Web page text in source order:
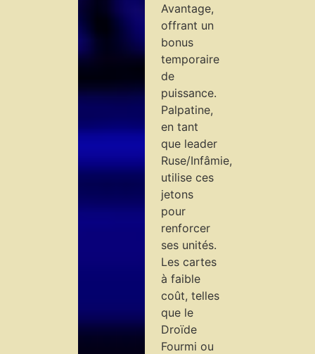
Avantage,
offrant un
bonus
temporaire
de
puissance.
Palpatine,
en tant
que leader
Ruse/Infâmie,
utilise ces
jetons
pour
renforcer
ses unités.
Les cartes
à faible
coût, telles
que le
Droïde
Fourmi ou